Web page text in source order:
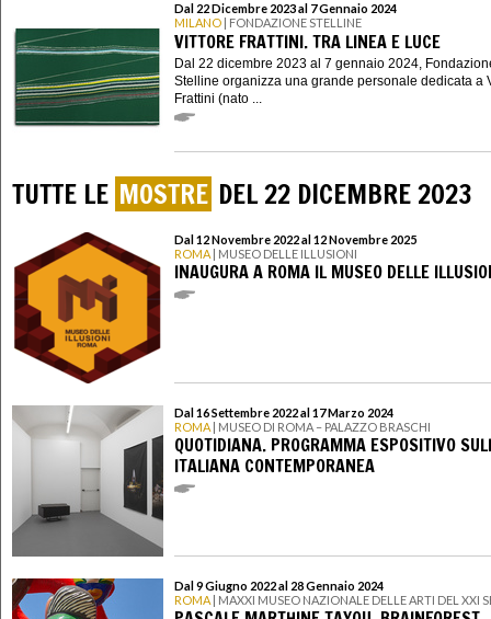
Dal 22 Dicembre 2023 al 7 Gennaio 2024
MILANO | FONDAZIONE STELLINE
VITTORE FRATTINI. TRA LINEA E LUCE
Dal 22 dicembre 2023 al 7 gennaio 2024,
Stelline organizza una grande personale dedicata a
Frattini (nato ...
TUTTE LE MOSTRE DEL 22 DICEMBRE 2023
Dal 12 Novembre 2022 al 12 Novembre 2025
ROMA | MUSEO DELLE ILLUSIONI
INAUGURA A ROMA IL MUSEO DELLE
Dal 16 Settembre 2022 al 17 Marzo 2024
ROMA | MUSEO DI ROMA – PALAZZO BRASCHI
QUOTIDIANA. PROGRAMMA ESPOSITIVO
ITALIANA CONTEMPORANEA
Dal 9 Giugno 2022 al 28 Gennaio 2024
ROMA | MAXXI MUSEO NAZIONALE DELLE ARTI DEL XXI